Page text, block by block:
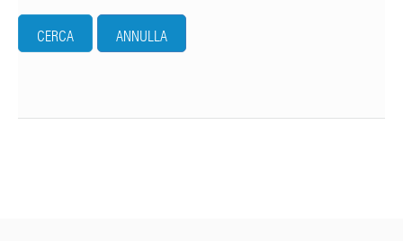
CERCA ANNULLA